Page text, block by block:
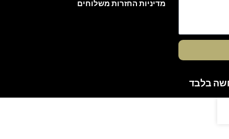
מדיניות החזרות משלוחים